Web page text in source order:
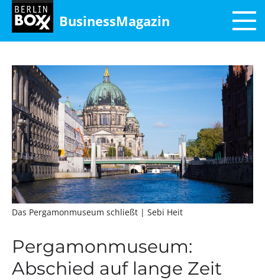
BusinessMagazin
Das Pergamonmuseum schließt | Sebi Heit
Pergamonmuseum:
Abschied auf lange Zeit